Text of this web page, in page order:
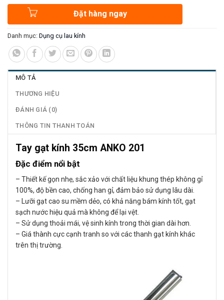
Đặt hàng ngay
Danh mục: Dụng cụ lau kính
MÔ TẢ
THƯƠNG HIỆU
ĐÁNH GIÁ (0)
THÔNG TIN THANH TOÁN
Tay gạt kính 35cm ANKO 201
Đặc điểm nổi bật
– Thiết kế gọn nhẹ, sắc xảo với chất liệu khung thép không gỉ
100%, độ bền cao, chống han gỉ, đảm bảo sử dụng lâu dài.
– Lưỡi gạt cao su mềm dẻo, có khả năng bám kính tốt, gạt
sạch nước hiệu quả mà không để lại vệt.
– Sử dụng thoải mái, vệ sinh kính trong thời gian dài hơn.
– Giá thành cực cạnh tranh so với các thanh gạt kính khác
trên thị trường.